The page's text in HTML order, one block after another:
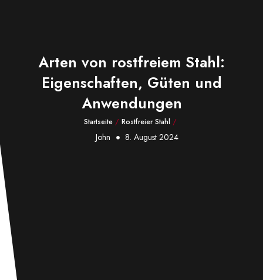
Arten von rostfreiem Stahl:
Eigenschaften, Güten und
Anwendungen
Startseite / Rostfreier Stahl /
John 8. August 2024